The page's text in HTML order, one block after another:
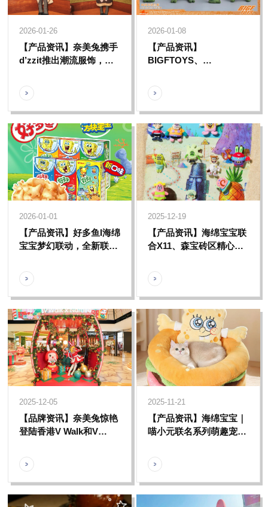
2026-01-26
【产品资讯】奈美兔携手
d’zzit推出潮流服饰，让
2026-01-08
【产品资讯】
BIGFTOYS、
忍者龟推出多款合作手
办，打造童年专属记忆
2026-01-01
【产品资讯】好多鱼I海绵
宝宝梦幻联动，全新联名
狂欢正式启航
2025-12-19
【产品资讯】海绵宝宝联
合X11、森宝砖区精心打
启比奇堡潮玩世界
2025-12-05
【品牌资讯】奈美兔惊艳
登陆香港V Walk和V
梦幻之旅
2025-11-21
【产品资讯】海绵宝宝｜
喵小元联名系列萌趣宠物
造专属乐趣！